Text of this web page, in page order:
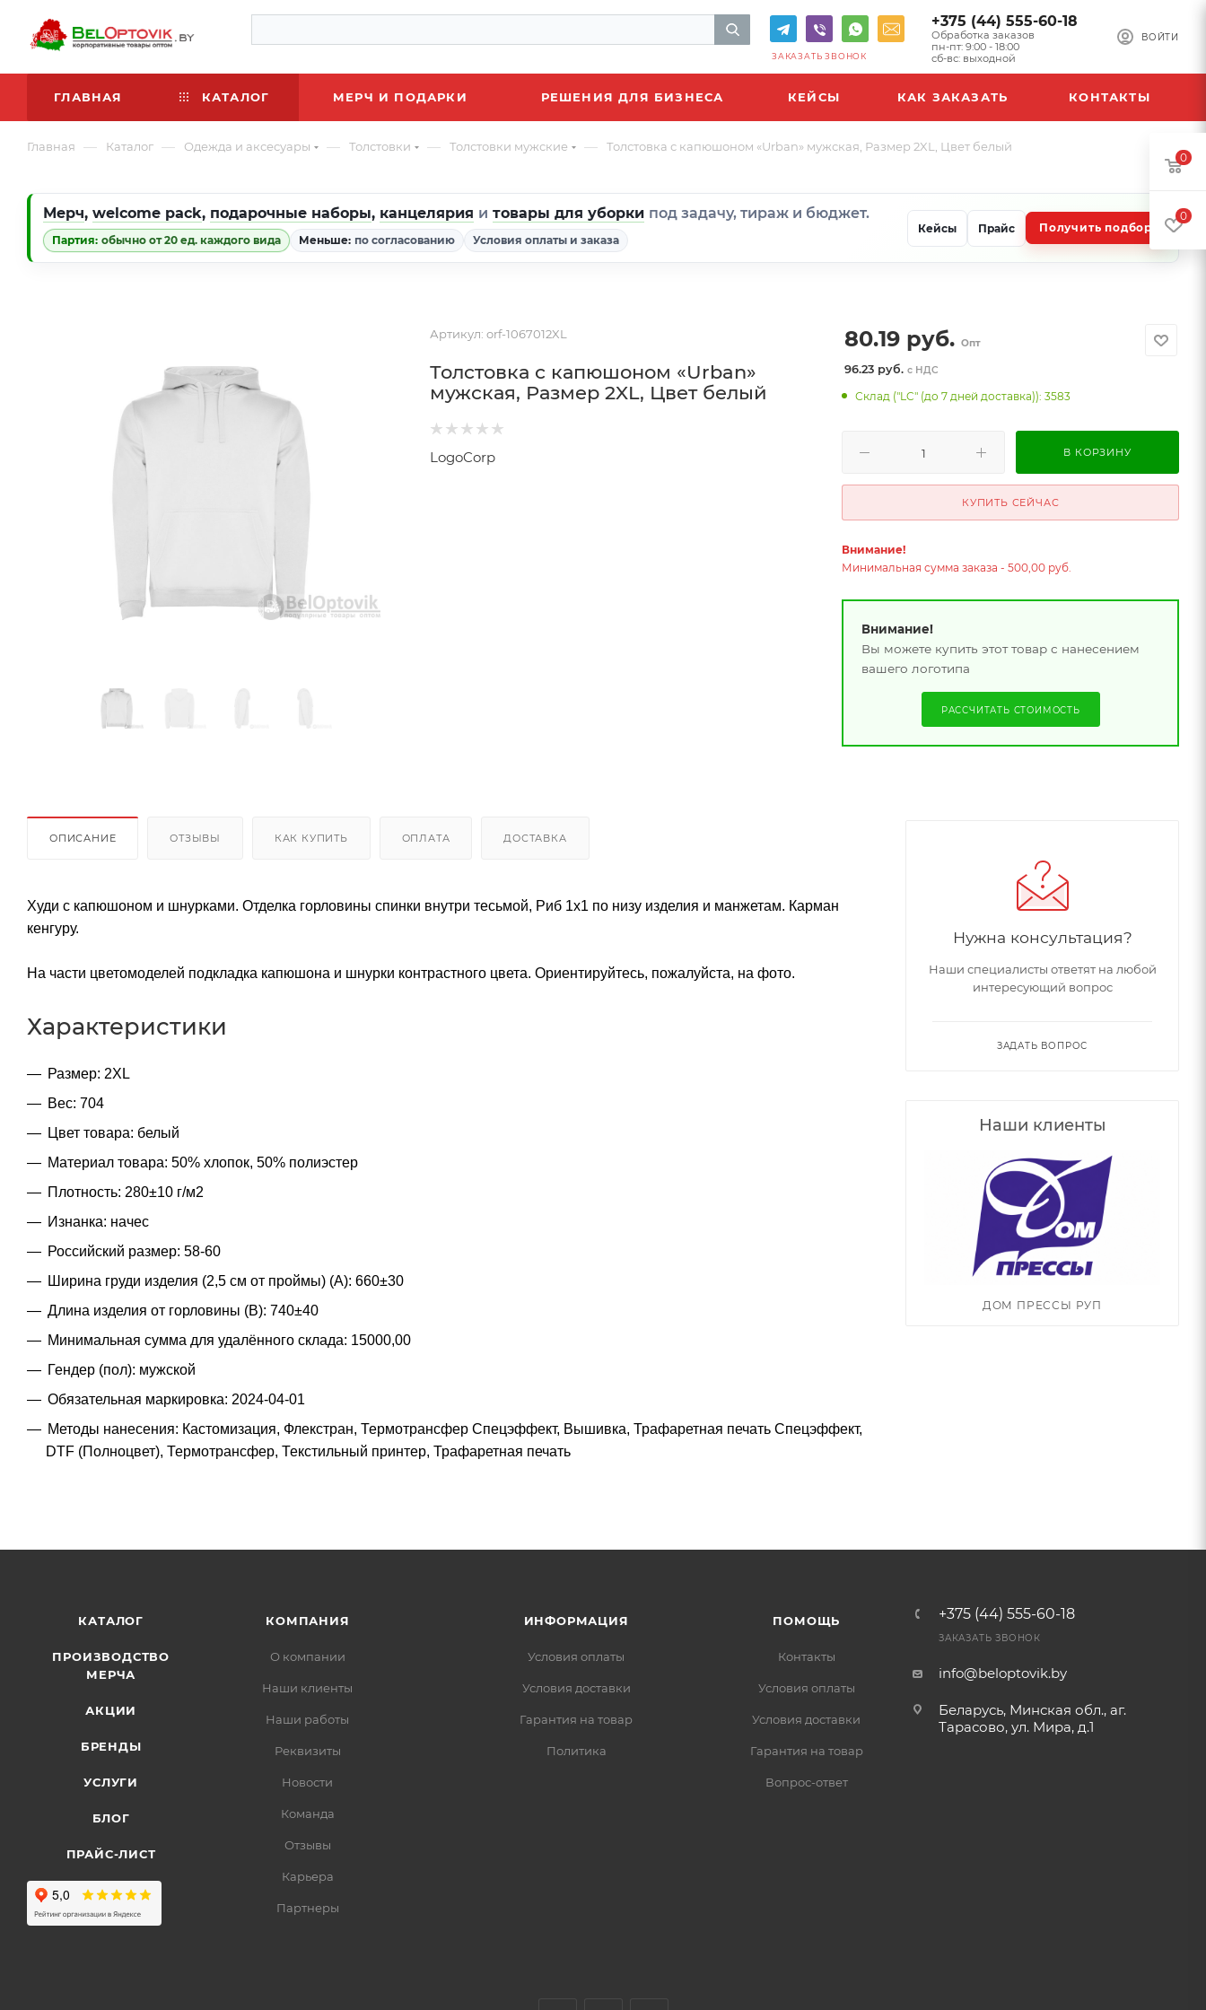
ВОЙТИ
+375 (44) 555-60-18
Обработка заказов
пн-пт: 9:00 - 18:00
сб-вс: выходной
ЗАКАЗАТЬ ЗВОНОК
ГЛАВНАЯ КАТАЛОГ МЕРЧ И ПОДАРКИ РЕШЕНИЯ ДЛЯ БИЗНЕСА КЕЙСЫ КАК ЗАКАЗАТЬ КОНТАКТЫ
Главная — Каталог — Одежда и аксесуары — Толстовки — Толстовки мужские — Толстовка с капюшоном «Urban» мужская, Размер 2XL, Цвет белый
Мерч, welcome pack, подарочные наборы, канцелярия и товары для уборки под задачу, тираж и бюджет.
Партия: обычно от 20 ед. каждого вида Меньше: по согласованию Условия оплаты и заказа
Кейсы Прайс Получить подбор
Артикул: orf-1067012XL
Толстовка с капюшоном «Urban»
мужская, Размер 2XL, Цвет белый
LogoCorp
80.19 руб. Опт
96.23 руб.с НДС
Склад ("LC" (до 7 дней доставка)): 3583
В КОРЗИНУ
КУПИТЬ СЕЙЧАС
Внимание!
Минимальная сумма заказа - 500,00 руб.
Внимание!
Вы можете купить этот товар с нанесением
вашего логотипа
РАССЧИТАТЬ СТОИМОСТЬ
ОПИСАНИЕ ОТЗЫВЫ КАК КУПИТЬ ОПЛАТА ДОСТАВКА
Худи с капюшоном и шнурками. Отделка горловины спинки внутри тесьмой, Риб 1х1 по низу изделия и манжетам. Карман
кенгуру.
На части цветомоделей подкладка капюшона и шнурки контрастного цвета. Ориентируйтесь, пожалуйста, на фото.
Характеристики
Размер: 2XL
Вес: 704
Цвет товара: белый
Материал товара: 50% хлопок, 50% полиэстер
Плотность: 280±10 г/м2
Изнанка: начес
Российский размер: 58-60
Ширина груди изделия (2,5 см от проймы) (A): 660±30
Длина изделия от горловины (B): 740±40
Минимальная сумма для удалённого склада: 15000,00
Гендер (пол): мужской
Обязательная маркировка: 2024-04-01
Методы нанесения: Кастомизация, Флекстран, Термотрансфер Спецэффект, Вышивка, Трафаретная печать Спецэффект,
DTF (Полноцвет), Термотрансфер, Текстильный принтер, Трафаретная печать
Нужна консультация?
Наши специалисты ответят на любой
интересующий вопрос
ЗАДАТЬ ВОПРОС
Наши клиенты
ДОМ ПРЕССЫ РУП
КАТАЛОГ
ПРОИЗВОДСТВО
МЕРЧА
АКЦИИ
БРЕНДЫ
УСЛУГИ
БЛОГ
ПРАЙС-ЛИСТ
КОМПАНИЯ
О компании
Наши клиенты
Наши работы
Реквизиты
Новости
Команда
Отзывы
Карьера
Партнеры
ИНФОРМАЦИЯ
Условия оплаты
Условия доставки
Гарантия на товар
Политика
ПОМОЩЬ
Контакты
Условия оплаты
Условия доставки
Гарантия на товар
Вопрос-ответ
+375 (44) 555-60-18
ЗАКАЗАТЬ ЗВОНОК
info@beloptovik.by
Беларусь, Минская обл., аг.
Тарасово, ул. Мира, д.1
0
0